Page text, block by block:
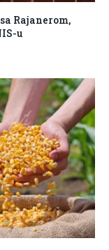
Rajanerom,
u